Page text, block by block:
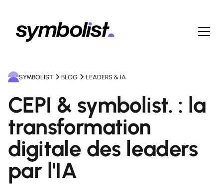
SYMBOLIST BLOG LEADERS & IA
CEPI & symbolist. : la
transformation
digitale des leaders
par l'IA